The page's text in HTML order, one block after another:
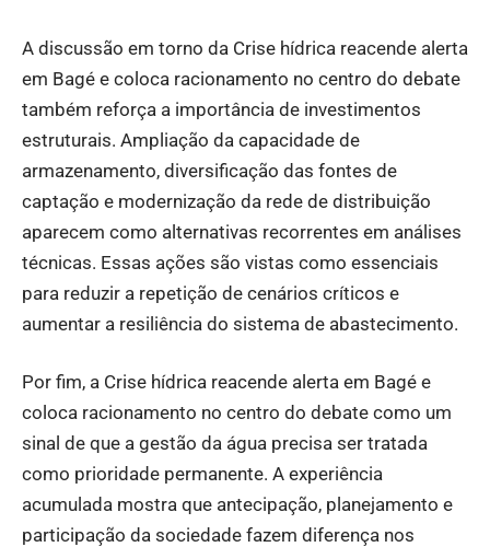
A discussão em torno da Crise hídrica reacende alerta
em Bagé e coloca racionamento no centro do debate
também reforça a importância de investimentos
estruturais. Ampliação da capacidade de
armazenamento, diversificação das fontes de
captação e modernização da rede de distribuição
aparecem como alternativas recorrentes em análises
técnicas. Essas ações são vistas como essenciais
para reduzir a repetição de cenários críticos e
aumentar a resiliência do sistema de abastecimento.
Por fim, a Crise hídrica reacende alerta em Bagé e
coloca racionamento no centro do debate como um
sinal de que a gestão da água precisa ser tratada
como prioridade permanente. A experiência
acumulada mostra que antecipação, planejamento e
participação da sociedade fazem diferença nos